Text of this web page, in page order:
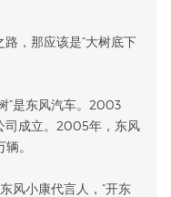
，那应该是“大树底下
”是东风汽车。2003
司成立。2005年，东风
。
风小康代言人，“开东